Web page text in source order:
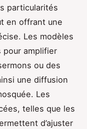
particularités
en offrant une
Les modèles
pour amplifier
ou des
une diffusion
Les
telles que les
d’ajuster